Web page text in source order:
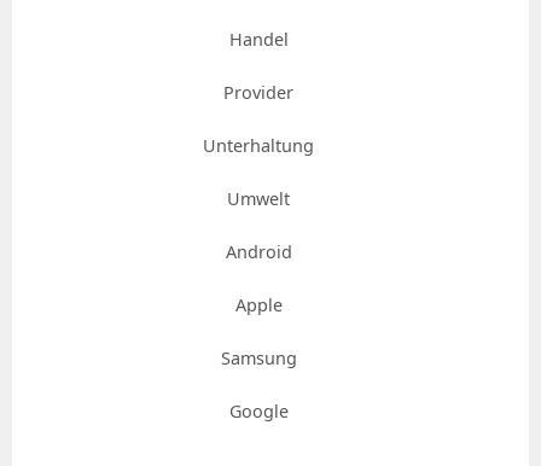
Handel
Provider
Unterhaltung
Umwelt
Android
Apple
Samsung
Google